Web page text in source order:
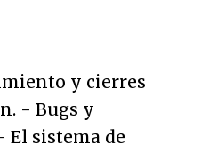
y cierres
- Bugs y
El sistema de